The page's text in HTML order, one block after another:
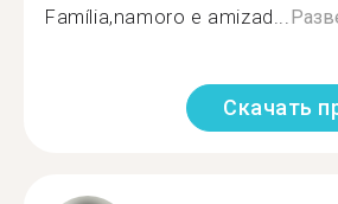
Família,namoro e amizad...
Скачать